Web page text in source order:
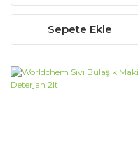
Sepete Ekle